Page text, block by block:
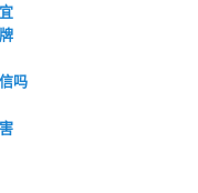
吗